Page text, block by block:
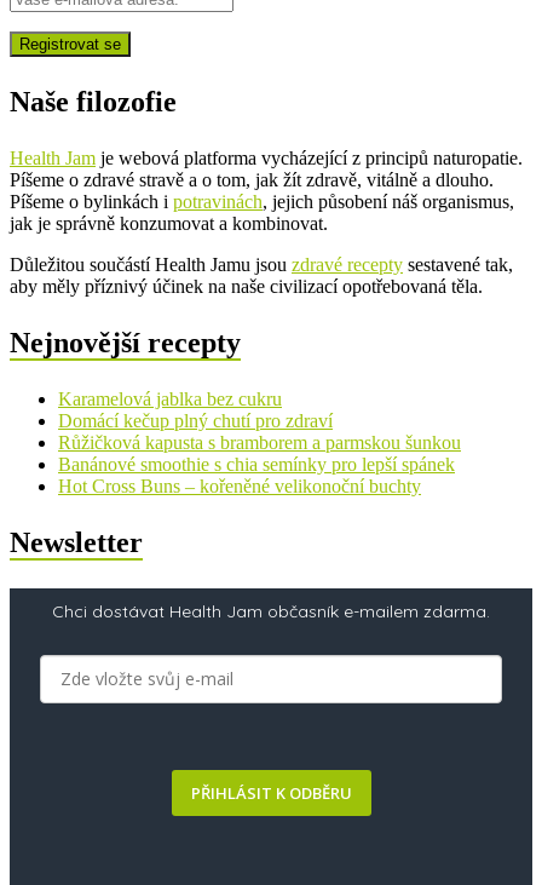
Naše filozofie
Health Jam je webová platforma vycházející z principů naturopatie.
Píšeme o zdravé stravě a o tom, jak žít zdravě, vitálně a dlouho.
Píšeme o bylinkách i potravinách, jejich působení náš organismus,
jak je správně konzumovat a kombinovat.
Důležitou součástí Health Jamu jsou zdravé recepty sestavené tak,
aby měly příznivý účinek na naše civilizací opotřebovaná těla.
Nejnovější recepty
Karamelová jablka bez cukru
Domácí kečup plný chutí pro zdraví
Růžičková kapusta s bramborem a parmskou šunkou
Banánové smoothie s chia semínky pro lepší spánek
Hot Cross Buns – kořeněné velikonoční buchty
Newsletter
Chci dostávat Health Jam občasník e-mailem zdarma.
PŘIHLÁSIT K ODBĚRU